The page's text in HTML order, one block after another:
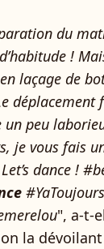
du
!
laçage de
déplacement
un peu
je vous fais
dance !
", a-t-
la